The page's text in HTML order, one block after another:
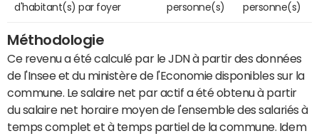
d'habitant(s) par foyer
personne(s)
personne(s)
Méthodologie
Ce revenu a été calculé par le JDN à partir des données
de l'Insee et du ministère de l'Economie disponibles sur la
commune. Le salaire net par actif a été obtenu à partir
du salaire net horaire moyen de l'ensemble des salariés à
temps complet et à temps partiel de la commune. Idem